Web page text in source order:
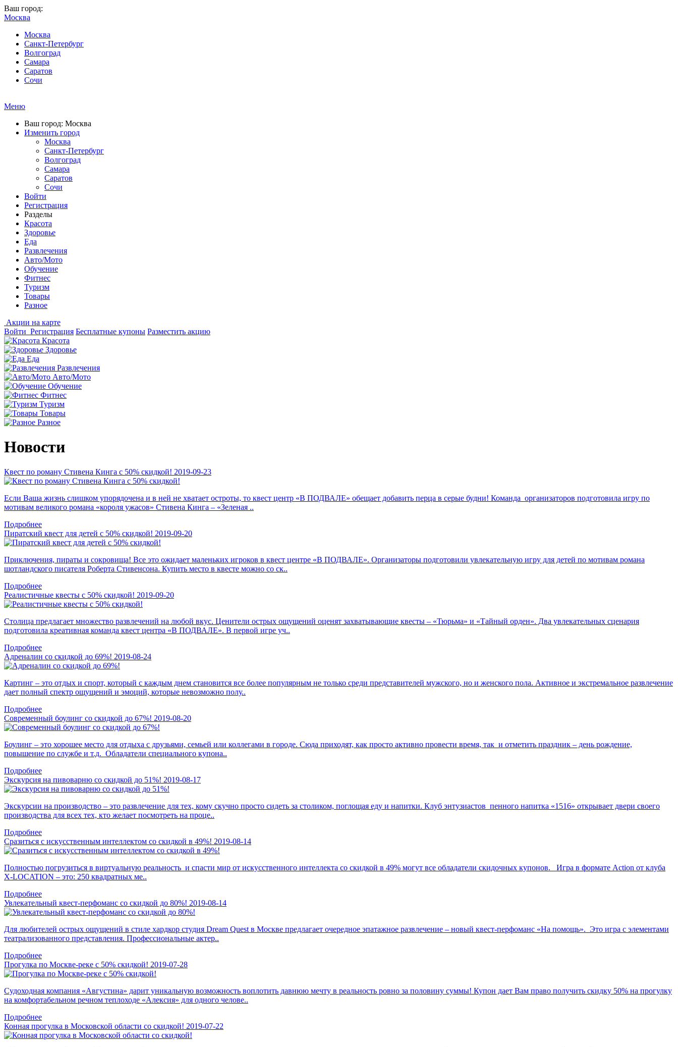
Ваш город:
Москва
Москва
Санкт-Петербург
Волгоград
Самара
Саратов
Сочи
Меню
Ваш город: Москва
Изменить город
Москва
Санкт-Петербург
Волгоград
Самара
Саратов
Сочи
Войти
Регистрация
Разделы
Красота
Здоровье
Еда
Развлечения
Авто/Мото
Обучение
Фитнес
Туризм
Товары
Разное
Акции на карте
Войти Регистрация Бесплатные купоны Разместить акцию
Красота
Здоровье
Еда
Развлечения
Авто/Мото
Обучение
Фитнес
Туризм
Товары
Разное
Новости
Квест по роману Стивена Кинга с 50% скидкой! 2019-09-23
Если Ваша жизнь слишком упорядочена и в ней не хватает остроты, то квест центр «В ПОДВАЛЕ» обещает добавить перца в серые будни! Команда организаторов подготовила игру по
мотивам великого романа «короля ужасов» Стивена Кинга – «Зеленая ..
Подробнее
Пиратский квест для детей с 50% скидкой! 2019-09-20
Приключения, пираты и сокровища! Все это ожидает маленьких игроков в квест центре «В ПОДВАЛЕ». Организаторы подготовили увлекательную игру для детей по мотивам романа
шотландского писателя Роберта Стивенсона. Купить место в квесте можно со ск..
Подробнее
Реалистичные квесты с 50% скидкой! 2019-09-20
Столица предлагает множество развлечений на любой вкус. Ценители острых ощущений оценят захватывающие квесты – «Тюрьма» и «Тайный орден». Два увлекательных сценария
подготовила креативная команда квест центра «В ПОДВАЛЕ». В первой игре уч..
Подробнее
Адреналин со скидкой до 69%! 2019-08-24
Картинг – это отдых и спорт, который с каждым днем становится все более популярным не только среди представителей мужского, но и женского пола. Активное и экстремальное развлечение
дает полный спектр ощущений и эмоций, которые невозможно полу..
Подробнее
Современный боулинг со скидкой до 67%! 2019-08-20
Боулинг – это хорошее место для отдыха с друзьями, семьей или коллегами в городе. Сюда приходят, как просто активно провести время, так и отметить праздник – день рождение,
повышение по службе и т.д. Обладатели специального купона..
Подробнее
Экскурсия на пивоварню со скидкой до 51%! 2019-08-17
Экскурсии на производство – это развлечение для тех, кому скучно просто сидеть за столиком, поглощая еду и напитки. Клуб энтузиастов пенного напитка «1516» открывает двери своего
производства для всех тех, кто желает посмотреть на проце..
Подробнее
Сразиться с искусственным интеллектом со скидкой в 49%! 2019-08-14
Полностью погрузиться в виртуальную реальность и спасти мир от искусственного интеллекта со скидкой в 49% могут все обладатели скидочных купонов. Игра в формате Action от клуба
Х-LOCATION – это: 250 квадратных ме..
Подробнее
Увлекательный квест-перфоманс со скидкой до 80%! 2019-08-14
Для любителей острых ощущений в стиле хардкор студия Dream Quest в Москве предлагает очередное эпатажное развлечение – новый квест-перфоманс «На помощь». Это игра с элементами
театрализованного представления. Профессиональные актер..
Подробнее
Прогулка по Москве-реке с 50% скидкой! 2019-07-28
Судоходная компания «Августина» дарит уникальную возможность воплотить давнюю мечту в реальность ровно за половину суммы! Купон дает Вам право получить скидку 50% на прогулку
на комфортабельном речном теплоходе «Алексия» для одного челове..
Подробнее
Конная прогулка в Московской области со скидкой! 2019-07-22